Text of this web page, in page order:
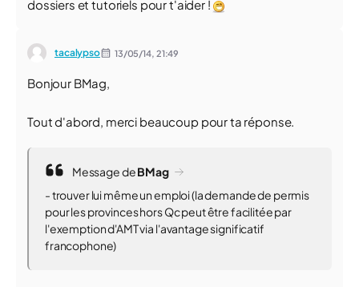
dossiers et tutoriels pour t'aider !
tacalypso 13/05/14, 21:49
Bonjour BMag,
Tout d'abord, merci beaucoup pour ta réponse.
Message deBMag
- trouver lui même un emploi (la demande de permis
pour les provinces hors Qc peut être facilitée par
l'exemption d'AMT via l'avantage significatif
francophone)